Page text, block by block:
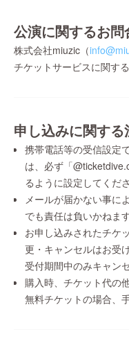
公演に関するお問
株式会社miuzic（
チケットサービスに関す
申し込みに関す
携帯電話等の受信設定
は、必ず「
るように設定してくださ
メールが届かない事に
でも責任は負いかねます
お申し込みされたチケ
更・キャンセルはお受
受付期間中のみキャン
購入時、チケット代の
無料チケットの場合、